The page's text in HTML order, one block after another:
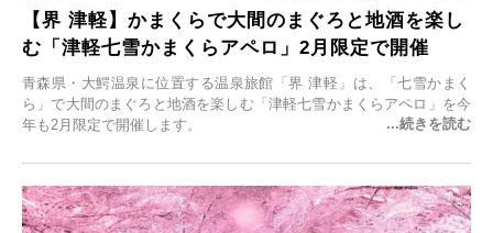
【界 津軽】かまくらで大間のまぐろと地酒を楽し
む「津軽七雪かまくらアペロ」2月限定で開催
青森県・大鰐温泉に位置する温泉旅館「界 津軽」は、「七雪かまく
ら」で大間のまぐろと地酒を楽しむ「津軽七雪かまくらアペロ」を今
年も2月限定で開催します。